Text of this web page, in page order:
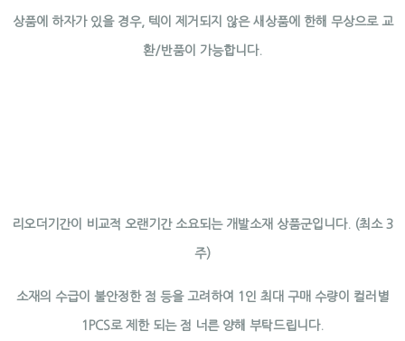
상품에 하자가 있을 경우, 텍이 제거되지 않은 새상품에 한해 무상으로 교
환/반품이 가능합니다.
리오더기간이 비교적 오랜기간 소요되는 개발소재 상품군입니다. (최소 3
주)
소재의 수급이 불안정한 점 등을 고려하여 1인 최대 구매 수량이 컬러별
1PCS로 제한 되는 점 너른 양해 부탁드립니다.